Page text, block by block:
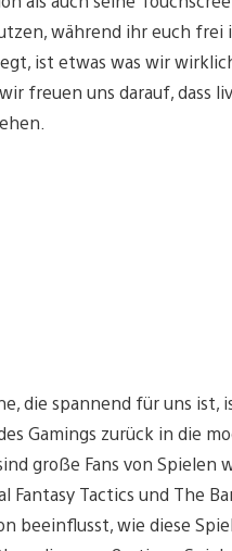
während ihr euch frei
ist etwas was wir
freuen uns darauf, dass
die spannend für uns ist,
Gamings zurück in die
große Fans von Spielen
Fantasy Tactics und The
beeinflusst, wie diese